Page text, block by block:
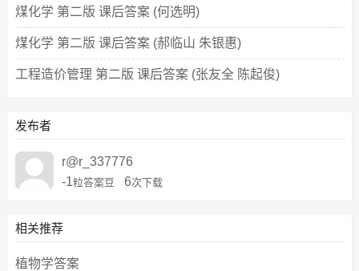
煤化学 第二版 课后答案 (何选明)
煤化学 第二版 课后答案 (郝临山 朱银惠)
工程造价管理 第二版 课后答案 (张友全 陈起俊)
发布者
r@r_337776
-1粒答案豆 6次下载
相关推荐
植物学答案